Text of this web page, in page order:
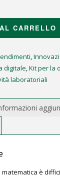
CARRELLO
digitale Kit per la
laboratoriali
è